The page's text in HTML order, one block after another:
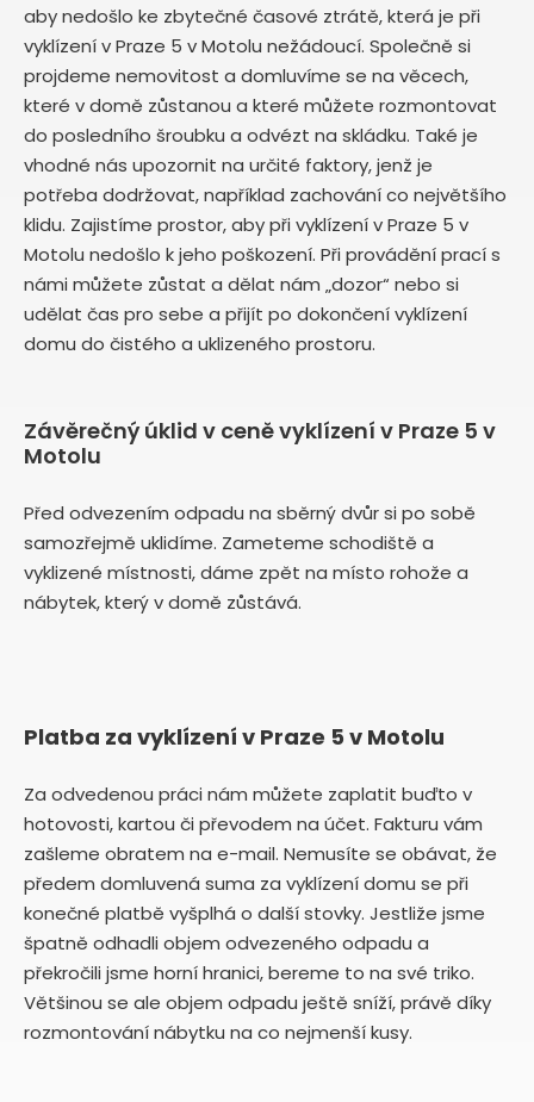
aby nedošlo ke zbytečné časové ztrátě, která je při
vyklízení v Praze 5 v Motolu nežádoucí. Společně si
projdeme nemovitost a domluvíme se na věcech,
které v domě zůstanou a které můžete rozmontovat
do posledního šroubku a odvézt na skládku. Také je
vhodné nás upozornit na určité faktory, jenž je
potřeba dodržovat, například zachování co největšího
klidu. Zajistíme prostor, aby při vyklízení v Praze 5 v
Motolu nedošlo k jeho poškození. Při provádění prací s
námi můžete zůstat a dělat nám „dozor“ nebo si
udělat čas pro sebe a přijít po dokončení vyklízení
domu do čistého a uklizeného prostoru.
Závěrečný úklid v ceně vyklízení v Praze 5 v
Motolu
Před odvezením odpadu na sběrný dvůr si po sobě
samozřejmě uklidíme. Zameteme schodiště a
vyklizené místnosti, dáme zpět na místo rohože a
nábytek, který v domě zůstává.
Platba za vyklízení v Praze 5 v Motolu
Za odvedenou práci nám můžete zaplatit buďto v
hotovosti, kartou či převodem na účet. Fakturu vám
zašleme obratem na e-mail. Nemusíte se obávat, že
předem domluvená suma za vyklízení domu se při
konečné platbě vyšplhá o další stovky. Jestliže jsme
špatně odhadli objem odvezeného odpadu a
překročili jsme horní hranici, bereme to na své triko.
Většinou se ale objem odpadu ještě sníží, právě díky
rozmontování nábytku na co nejmenší kusy.